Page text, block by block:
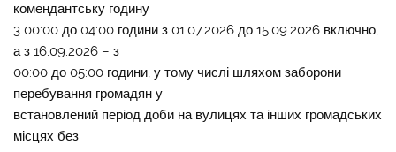
комендантську годину
3 00:00 до 04:00 години з 01.07.2026 до 15.09.2026 включно,
а з 16.09.2026 – з
00:00 до 05:00 години, у тому числі шляхом заборони
перебування громадян у
встановлений період доби на вулицях та інших громадських
місцях без